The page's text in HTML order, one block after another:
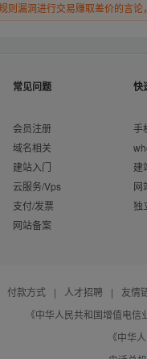
漏洞进行交易赚取差价的言
常见问题
会员注册
域名相关
建站入门
云服务/Vps
支付/发票
网站备案
快
手
建
网
独
付款方式 | 人才招聘 | 友情
《中华人民共和国增值电
《中华